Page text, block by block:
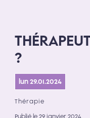
?
lun 29.01.2024
Thérapie
Publié le 29 janvier 2024